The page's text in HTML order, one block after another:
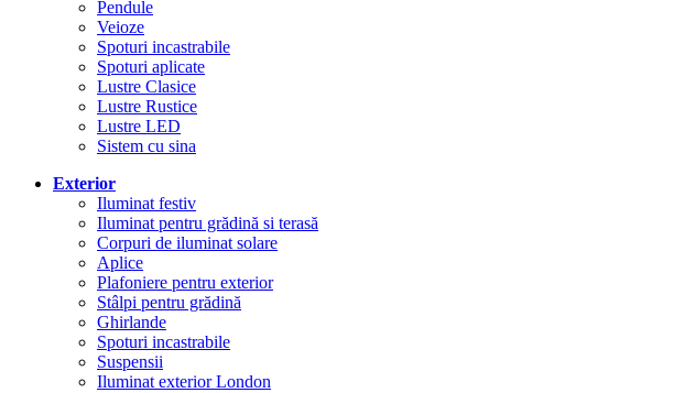
Pendule
Veioze
Spoturi incastrabile
Spoturi aplicate
Lustre Clasice
Lustre Rustice
Lustre LED
Sistem cu sina
Exterior
Iluminat festiv
Iluminat pentru grădină si terasă
Corpuri de iluminat solare
Aplice
Plafoniere pentru exterior
Stâlpi pentru grădină
Ghirlande
Spoturi incastrabile
Suspensii
Iluminat exterior London